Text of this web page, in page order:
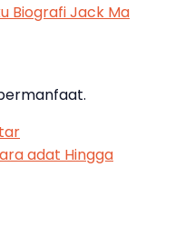
Biografi Jack Ma
adat Hingga